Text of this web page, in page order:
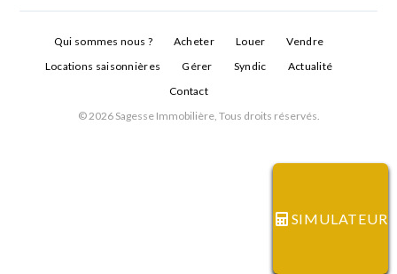
Qui sommes nous ? Acheter Louer
Vendre
Locations saisonnières
Gérer Syndic
Actualité
Contact
© 2026 Sagesse Immobilière, Tous droits réservés.
SIMULATEUR
Connexion